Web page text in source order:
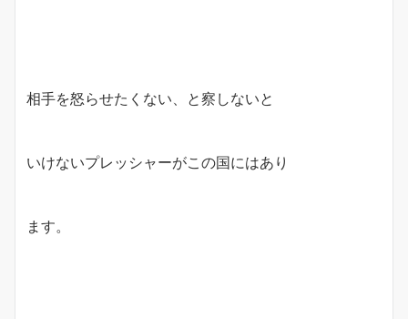
相手を怒らせたくない、と察しないと
いけないプレッシャーがこの国にはあり
ます。